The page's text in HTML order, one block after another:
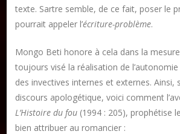
texte. Sartre semble, de ce fait, poser le
pourrait appeler l’écriture-problème.
Mongo Beti honore à cela dans la
toujours visé la réalisation de
des invectives internes et externes. Ainsi,
discours apologétique, voici comment
L’Histoire du fou (1994 : 205), prophétise
bien attribuer au romancier :